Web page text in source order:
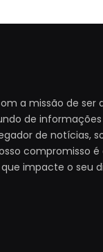
a missão de ser
de
de notícias,
compromisso
impacte o seu